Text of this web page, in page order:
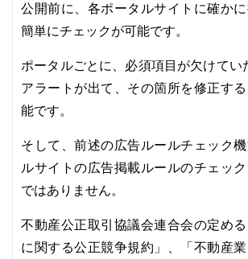
公開前に、各ポータルサイトに確か
簡単にチェックが可能です。
ポータルごとに、必須項目が欠けてい
アラートが出て、その箇所を修正す
能です。
そして、前述の広告ルールチェック
ルサイトの広告掲載ルールのチェッ
ではありません。
不動産公正取引協議会連合会の定め
に関する公正競争規約」、「不動産